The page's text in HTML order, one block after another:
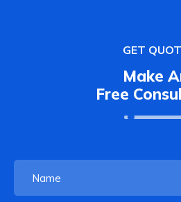
GET
Make
Free